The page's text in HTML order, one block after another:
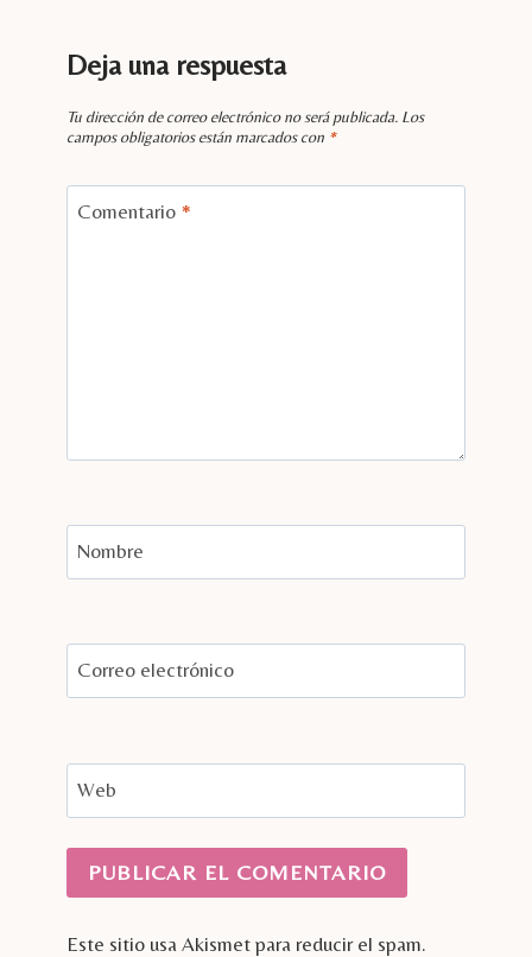
Deja una respuesta
Tu dirección de correo electrónico no será publicada. Los
campos obligatorios están marcados con *
Comentario *
Nombre
Correo electrónico
Web
Este sitio usa Akismet para reducir el spam.